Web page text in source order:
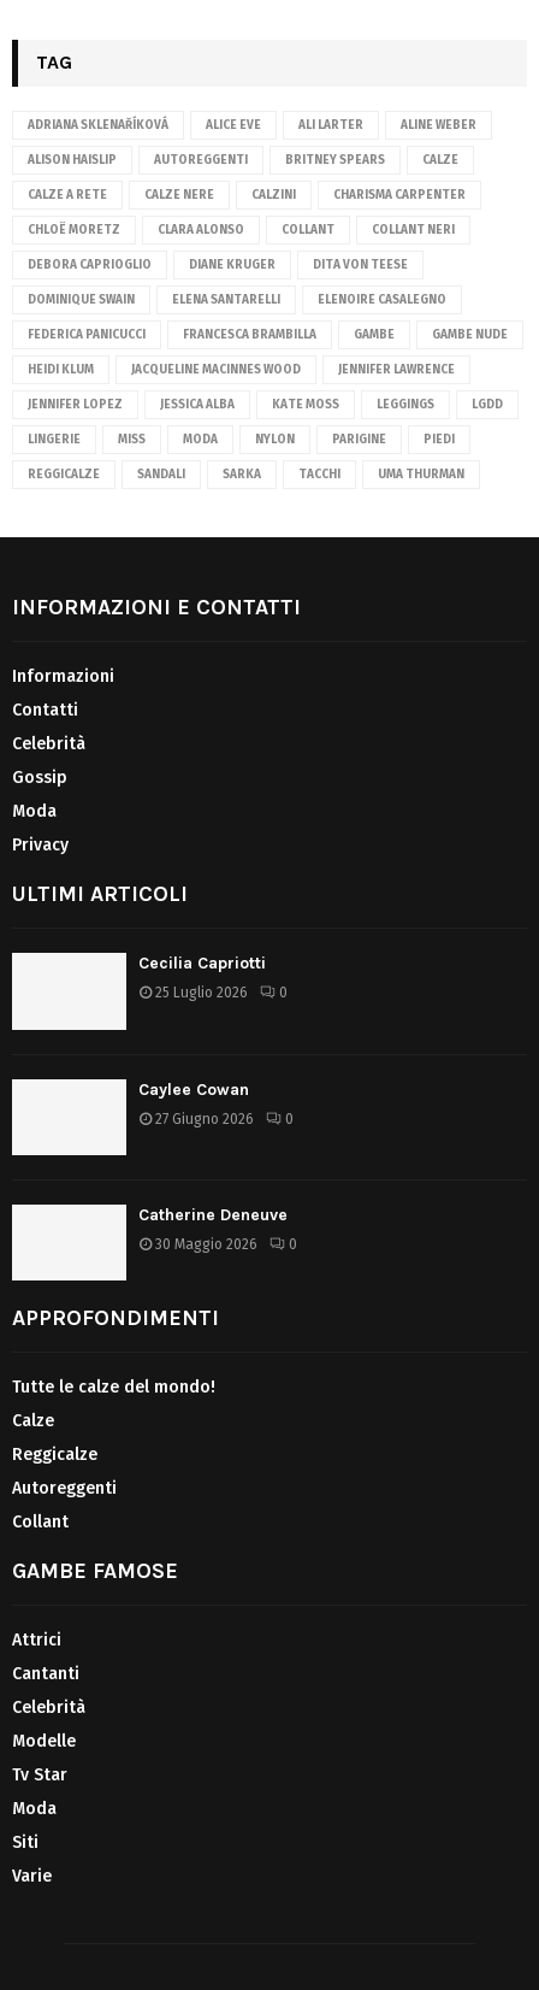
TAG
ADRIANA SKLENAŘÍKOVÁ ALICE EVE ALI LARTER ALINE WEBER
ALISON HAISLIP AUTOREGGENTI BRITNEY SPEARS CALZE
CALZE A RETE CALZE NERE CALZINI CHARISMA CARPENTER
CHLOË MORETZ CLARA ALONSO COLLANT COLLANT NERI
DEBORA CAPRIOGLIO DIANE KRUGER DITA VON TEESE
DOMINIQUE SWAIN ELENA SANTARELLI ELENOIRE CASALEGNO
FEDERICA PANICUCCI FRANCESCA BRAMBILLA GAMBE GAMBE NUDE
HEIDI KLUM JACQUELINE MACINNES WOOD JENNIFER LAWRENCE
JENNIFER LOPEZ JESSICA ALBA KATE MOSS LEGGINGS LGDD
LINGERIE MISS MODA NYLON PARIGINE PIEDI
REGGICALZE SANDALI SARKA TACCHI UMA THURMAN
INFORMAZIONI E CONTATTI
Informazioni
Contatti
Celebrità
Gossip
Moda
Privacy
ULTIMI ARTICOLI
Cecilia Capriotti
25 Luglio 2026 0
Caylee Cowan
27 Giugno 2026 0
Catherine Deneuve
30 Maggio 2026 0
APPROFONDIMENTI
Tutte le calze del mondo!
Calze
Reggicalze
Autoreggenti
Collant
GAMBE FAMOSE
Attrici
Cantanti
Celebrità
Modelle
Tv Star
Moda
Siti
Varie